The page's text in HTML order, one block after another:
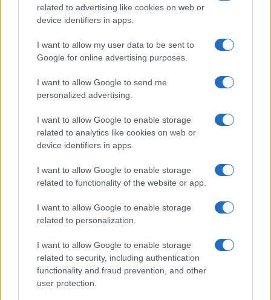
related to advertising like cookies on web or
device identifiers in apps.
I want to allow my user data to be sent to
Google for online advertising purposes.
I want to allow Google to send me
personalized advertising.
I want to allow Google to enable storage
related to analytics like cookies on web or
device identifiers in apps.
I want to allow Google to enable storage
related to functionality of the website or app.
I want to allow Google to enable storage
related to personalization.
I want to allow Google to enable storage
related to security, including authentication
functionality and fraud prevention, and other
user protection.
NEWS
Bourses européennes : l’impact des négociations sur le détroit
Thomas Lefevre · 6 Août 2026